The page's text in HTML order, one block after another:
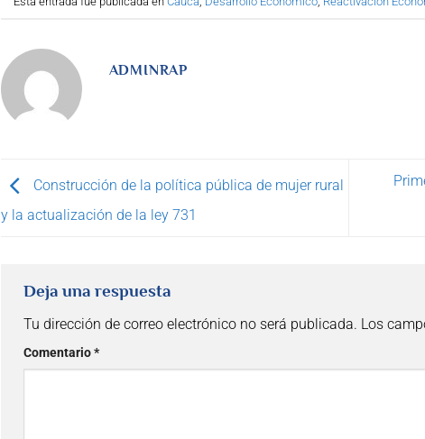
ADMINRAP
Construcción de la política pública de mujer rural
y la actualización de la ley 731
Deja una respuesta
Tu dirección de correo electrónico no será publicada. Los
Comentario*